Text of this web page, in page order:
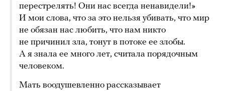
перестрелять! Они нас всегда ненавидели!»
И мои слова, что за это нельзя убивать, что мир
не обязан нас любить, что нам никто
не причинил зла, тонут в потоке ее злобы.
А я знала ее много лет, считала порядочным
человеком.
Мать воодушевленно рассказывает